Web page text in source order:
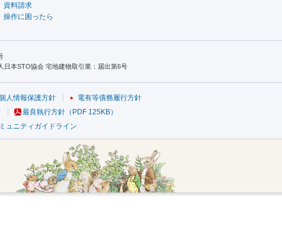
資料請求
操作に困ったら
日本STO協会 宅地建物取引業：届出第6号
人情報保護方針
電有等債務履行方針
最良執行方針（PDF 125KB）
ュニティガイドライン